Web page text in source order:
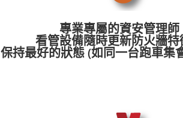
專業專屬的資安管理師
看管設備隨時更新防火牆特
保持最好的狀態 (如同一台跑車集